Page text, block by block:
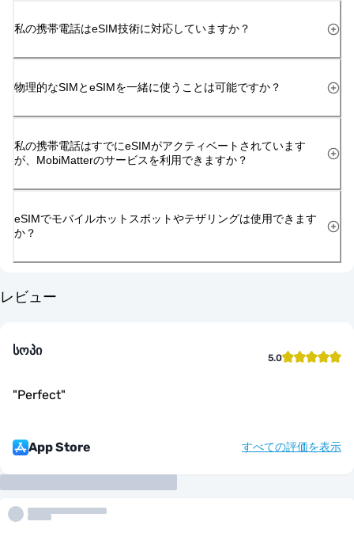
私の携帯電話はeSIM技術に対応していますか？
物理的なSIMとeSIMを一緒に使うことは可能ですか？
私の携帯電話はすでにeSIMがアクティベートされています
が、MobiMatterのサービスを利用できますか？
eSIMでモバイルホットスポットやテザリングは使用できます
か？
レビュー
სოპი 5.0
"Perfect"
App Store すべての評価を表示